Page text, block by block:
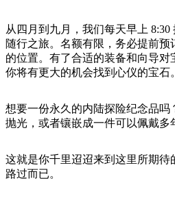
索:
up
从四月到九月，我们每天早上
随行之旅。名额有限，务必提前
的位置。有了合适的装备和向导对
你将有更大的机会找到心仪的宝石。
想要一份永久的内陆探险纪念品吗
抛光，或者镶嵌成一件可以佩戴多
这就是你千里迢迢来到这里所期
路过而已。